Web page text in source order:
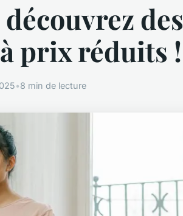
des
prix réduits !
•8 min de lecture